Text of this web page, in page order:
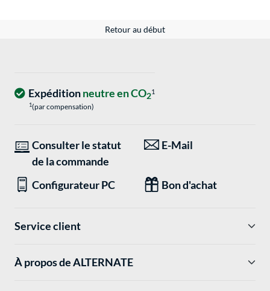
Retour au début
Expéditionneutre en CO21
1(par compensation)
Consulter le statut
de la commande
E-Mail
Configurateur PC Bon d'achat
Service client
À propos de ALTERNATE